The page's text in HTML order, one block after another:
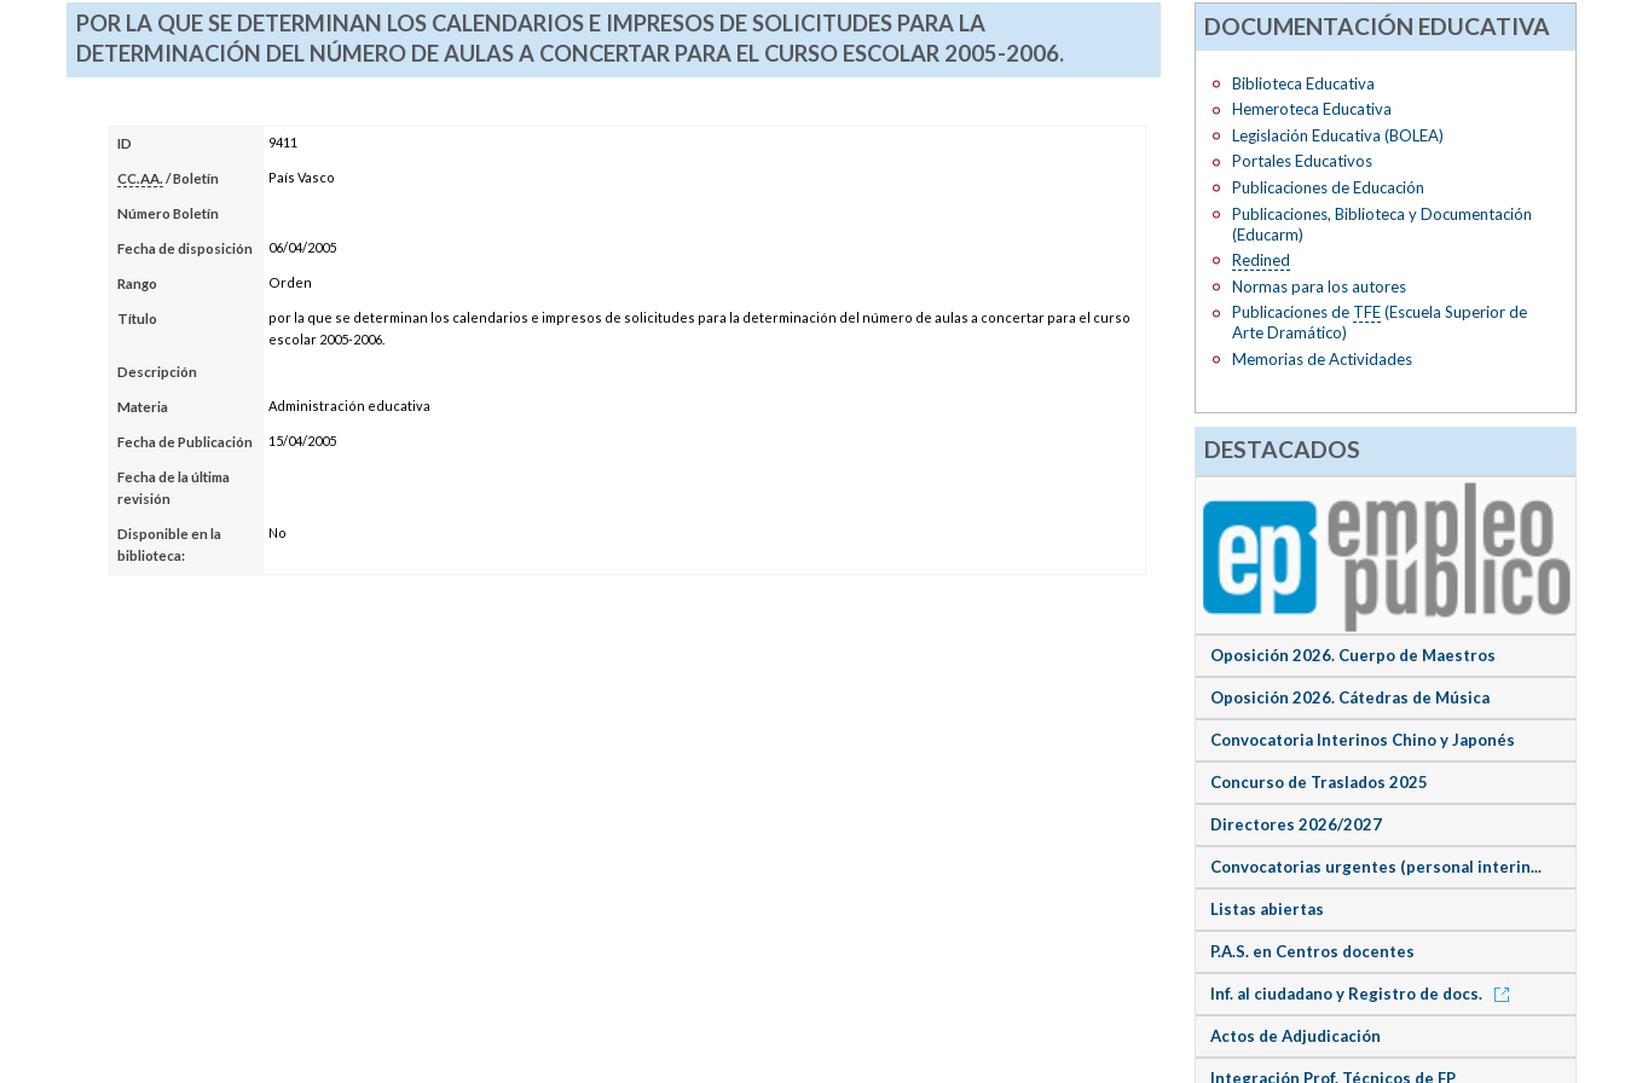
POR LA QUE SE DETERMINAN LOS CALENDARIOS E IMPRESOS DE SOLICITUDES PARA LA
DETERMINACIÓN DEL NÚMERO DE AULAS A CONCERTAR PARA EL CURSO ESCOLAR 2005-2006.
ID 9411
CC.AA. / Boletín País Vasco
Número Boletín
Fecha de disposición 06/04/2005
Rango Orden
Título
por la que se determinan los calendarios e impresos de solicitudes para la determinación del número de aulas a concertar para el curso
escolar 2005-2006.
Descripción
Materia Administración educativa
Fecha de Publicación 15/04/2005
Fecha de la última
revisión
Disponible en la
biblioteca:
No
DOCUMENTACIÓN EDUCATIVA
Biblioteca Educativa
Hemeroteca Educativa
Legislación Educativa (BOLEA)
Portales Educativos
Publicaciones de Educación
Publicaciones, Biblioteca y Documentación
(Educarm)
Redined
Normas para los autores
Publicaciones de TFE(Escuela Superior de
Arte Dramático)
Memorias de Actividades
DESTACADOS
Oposición 2026. Cuerpo de Maestros
Oposición 2026. Cátedras de Música
Convocatoria Interinos Chino y Japonés
Concurso de Traslados 2025
Directores 2026/2027
Convocatorias urgentes (personal interin...
Listas abiertas
P.A.S. en Centros docentes
Inf. al ciudadano y Registro de docs.
Actos de Adjudicación
Integración Prof. Técnicos de FP